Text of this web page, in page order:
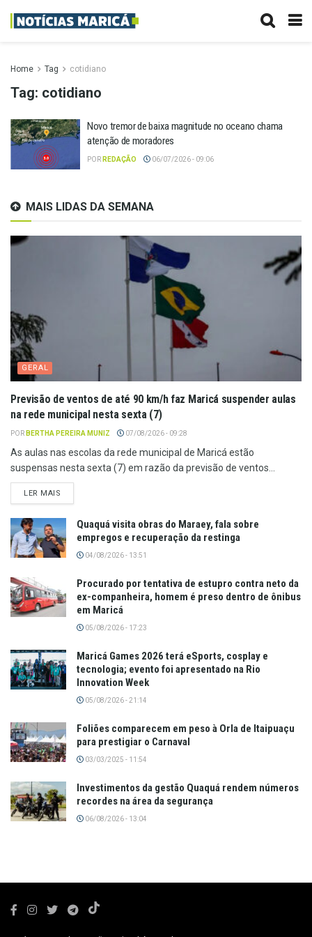
Home Tag cotidiano
Tag: cotidiano
Novo tremor de baixa magnitude no oceano chama
atenção de moradores
POR REDAÇÃO 06/07/2026 - 09:06
MAIS LIDAS DA SEMANA
GERAL
Previsão de ventos de até 90 km/h faz Maricá suspender aulas
na rede municipal nesta sexta (7)
POR BERTHA PEREIRA MUNIZ 07/08/2026 - 09:28
As aulas nas escolas da rede municipal de Maricá estão
suspensas nesta sexta (7) em razão da previsão de ventos...
LER MAIS
Quaquá visita obras do Maraey, fala sobre
empregos e recuperação da restinga
04/08/2026 - 13:51
Procurado por tentativa de estupro contra neto da
ex-companheira, homem é preso dentro de ônibus
em Maricá
05/08/2026 - 17:23
Maricá Games 2026 terá eSports, cosplay e
tecnologia; evento foi apresentado na Rio
Innovation Week
05/08/2026 - 21:14
Foliões comparecem em peso à Orla de Itaipuaçu
para prestigiar o Carnaval
03/03/2025 - 11:54
Investimentos da gestão Quaquá rendem números
recordes na área da segurança
06/08/2026 - 13:04